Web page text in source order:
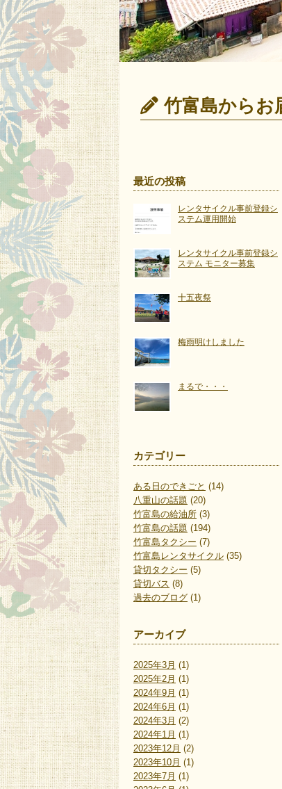
竹富島からお
最近の投稿
レンタサイクル事前登録シ
ステム運用開始
レンタサイクル事前登録シ
ステム モニター募集
十五夜祭
梅雨明けしました
まるで・・・
カテゴリー
ある日のできごと (14)
八重山の話題 (20)
竹富島の給油所 (3)
竹富島の話題 (194)
竹富島タクシー (7)
竹富島レンタサイクル (35)
貸切タクシー (5)
貸切バス (8)
過去のブログ (1)
アーカイブ
2025年3月 (1)
2025年2月 (1)
2024年9月 (1)
2024年6月 (1)
2024年3月 (2)
2024年1月 (1)
2023年12月 (2)
2023年10月 (1)
2023年7月 (1)